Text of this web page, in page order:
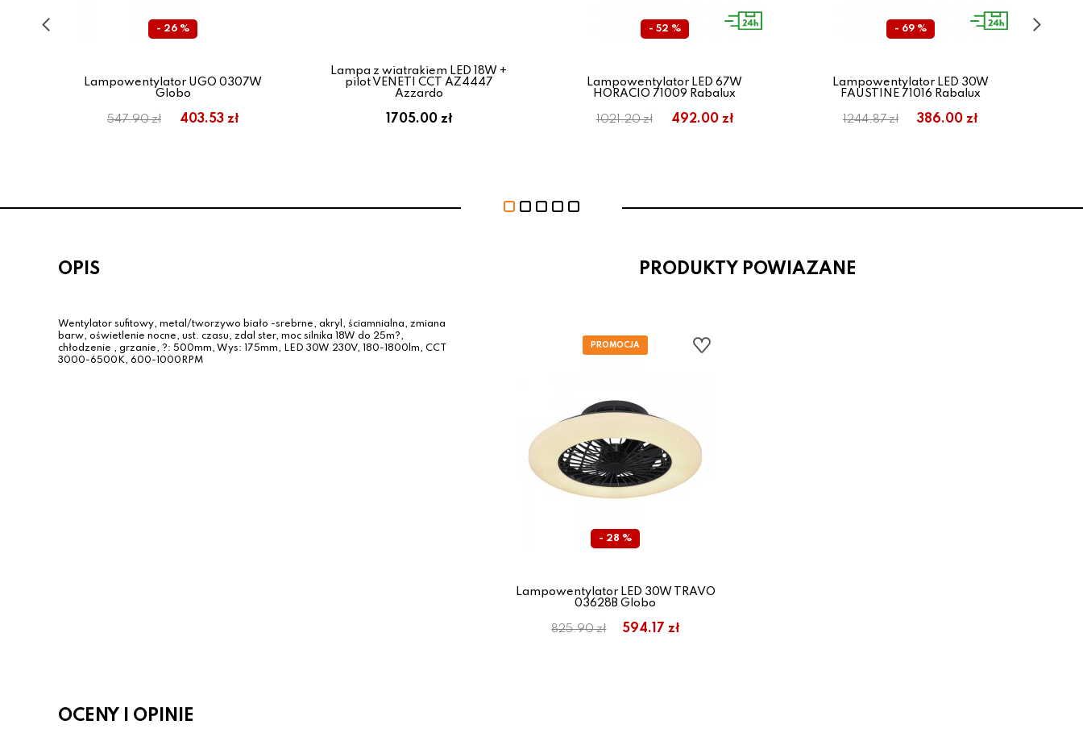
- 26 %
Lampowentylator UGO 0307W
Globo
547.90 zł 403.53 zł
Lampa z wiatrakiem LED 18W +
pilot VENETI CCT AZ4447
Azzardo
1705.00 zł
- 52 %
Lampowentylator LED 67W
HORACIO 71009 Rabalux
1021.20 zł 492.00 zł
- 69 %
Lampowentylator LED 30W
FAUSTINE 71016 Rabalux
1244.87 zł 386.00 zł
OPIS
Wentylator sufitowy, metal/tworzywo biało -srebrne, akryl, ściamnialna, zmiana
barw, oświetlenie nocne, ust. czasu, zdal ster, moc silnika 18W do 25m?,
chłodzenie , grzanie, ?: 500mm, Wys: 175mm, LED 30W 230V, 180-1800lm, CCT
3000-6500K, 600-1000RPM
PRODUKTY POWIAZANE
- 28 %
Lampowentylator LED 30W TRAVO
03628B Globo
825.90 zł 594.17 zł
OCENY I OPINIE